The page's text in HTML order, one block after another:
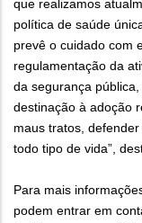
que realizamos
política de saúde
prevê o cuidado com
regulamentação da
da segurança
destinação à adoção
maus tratos,
todo tipo de vida”,
Para mais
podem entrar em